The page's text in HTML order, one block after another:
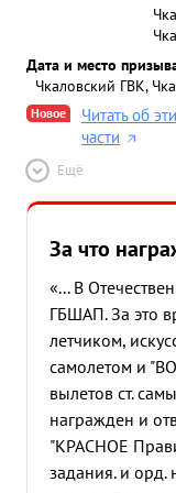
попаданиями
автомашин
Снарядами
м., через до
бомб снарядов
защищал до за
перегоне на
полотно
на до и во нием
сильным огнем
зенитный у
03 условиях
Вершинское,
имели. на
разведку
вылетах но
благодаря
Дата и место
Чкаловский ГВК,
Новое
Читать об
части
Ещё
За что
«... В
ГБШАП. За это
летчиком,
самолетом и
вылетов ст.
награжден и
"КРАСНОЕ
задания. и